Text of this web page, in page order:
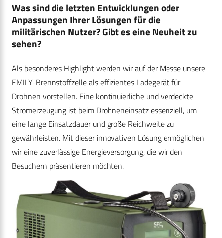
Was sind die letzten Entwicklungen oder
Anpassungen Ihrer Lösungen für die
militärischen Nutzer? Gibt es eine Neuheit zu
sehen?
Als besonderes Highlight werden wir auf der Messe unsere
EMILY-Brennstoffzelle als effizientes Ladegerät für
Drohnen vorstellen. Eine kontinuierliche und verdeckte
Stromerzeugung ist beim Drohneneinsatz essenziell, um
eine lange Einsatzdauer und große Reichweite zu
gewährleisten. Mit dieser innovativen Lösung ermöglichen
wir eine zuverlässige Energieversorgung, die wir den
Besuchern präsentieren möchten.